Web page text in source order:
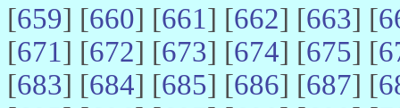
[659] [660] [661] [662] [663] [
[671] [672] [673] [674] [675] [
[683] [684] [685] [686] [687] [